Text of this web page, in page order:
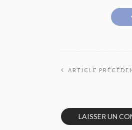
ARTICLE
LAISSER UN